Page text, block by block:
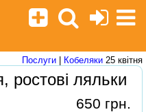
Послуги Кобеляки 25 квітня
ростові ляльки
650 грн.